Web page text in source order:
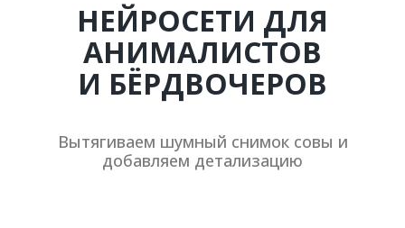
НЕЙРОСЕТИ ДЛЯ
АНИМАЛИСТОВ
И БЁРДВОЧЕРОВ
Вытягиваем шумный снимок совы и
добавляем детализацию